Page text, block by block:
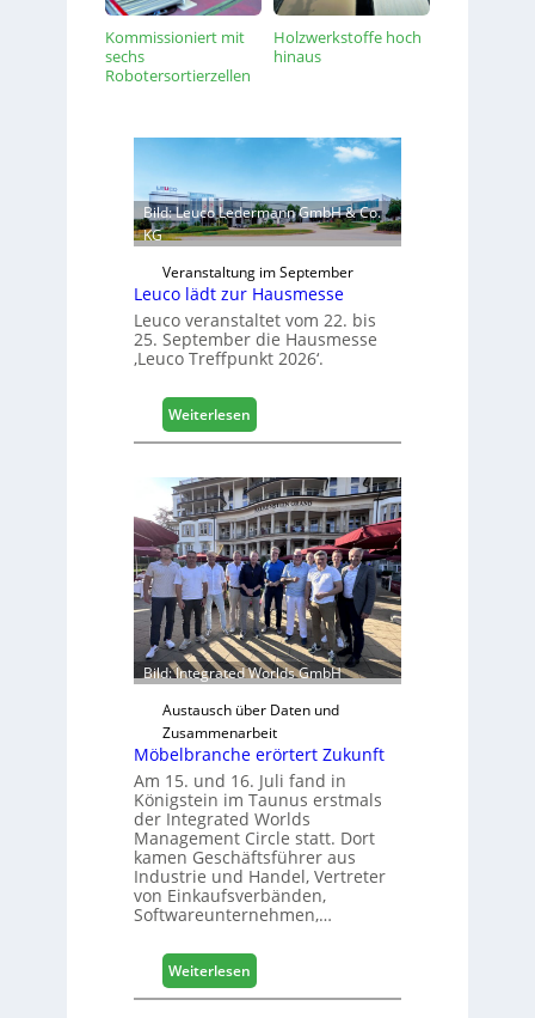
Kommissioniert mit
sechs
Robotersortierzellen
Holzwerkstoffe hoch
hinaus
Bild: Leuco Ledermann GmbH & Co.
KG
Veranstaltung im September
Leuco lädt zur Hausmesse
Leuco veranstaltet vom 22. bis
25. September die Hausmesse
‚Leuco Treffpunkt 2026‘.
Weiterlesen:
L
u
c
o
l
ä
d
t
z
u
r
H
a
u
m
e
s
s
e
Bild: Integrated Worlds GmbH
Austausch über Daten und
Zusammenarbeit
Möbelbranche erörtert Zukunft
Am 15. und 16. Juli fand in
Königstein im Taunus erstmals
der Integrated Worlds
Management Circle statt. Dort
kamen Geschäftsführer aus
Industrie und Handel, Vertreter
von Einkaufsverbänden,
Softwareunternehmen,…
Weiterlesen:
M